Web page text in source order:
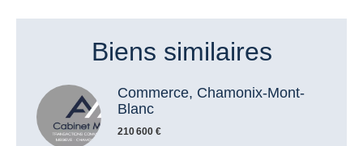
Biens similaires
Commerce, Chamonix-Mont-
Blanc
210 600 €